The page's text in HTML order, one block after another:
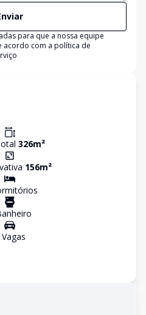
para que a nossa equipe
acordo com a política de
326m²
156m²
s
s